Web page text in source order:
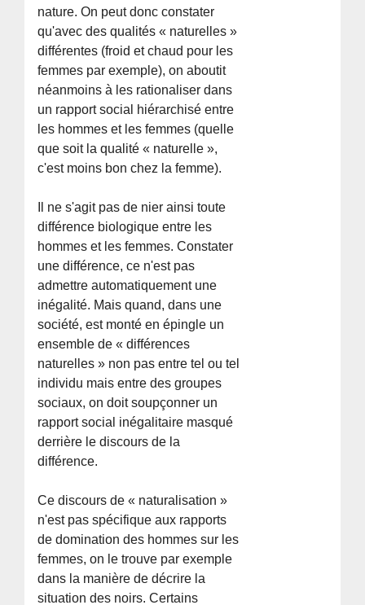
nature. On peut donc constater
qu'avec des qualités « naturelles »
différentes (froid et chaud pour les
femmes par exemple), on aboutit
néanmoins à les rationaliser dans
un rapport social hiérarchisé entre
les hommes et les femmes (quelle
que soit la qualité « naturelle »,
c'est moins bon chez la femme).
Il ne s'agit pas de nier ainsi toute
différence biologique entre les
hommes et les femmes. Constater
une différence, ce n'est pas
admettre automatiquement une
inégalité. Mais quand, dans une
société, est monté en épingle un
ensemble de « différences
naturelles » non pas entre tel ou tel
individu mais entre des groupes
sociaux, on doit soupçonner un
rapport social inégalitaire masqué
derrière le discours de la
différence.
Ce discours de « naturalisation »
n'est pas spécifique aux rapports
de domination des hommes sur les
femmes, on le trouve par exemple
dans la manière de décrire la
situation des noirs. Certains